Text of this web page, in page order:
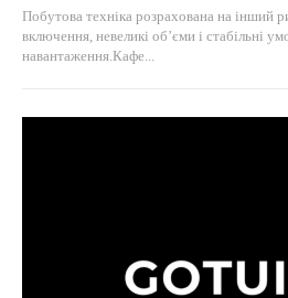
Побутова техніка розрахована на інший
включення, невеликі об’єми і стабільні
навантаження.Кафе...